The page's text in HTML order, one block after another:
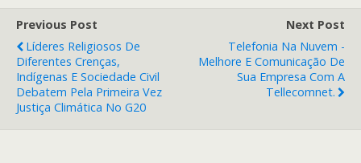
Previous Post
Líderes Religiosos De
Diferentes Crenças,
Indígenas E Sociedade Civil
Debatem Pela Primeira Vez
Justiça Climática No G20
Next Post
Telefonia Na Nuvem -
Melhore E Comunicação De
Sua Empresa Com A
Tellecomnet.